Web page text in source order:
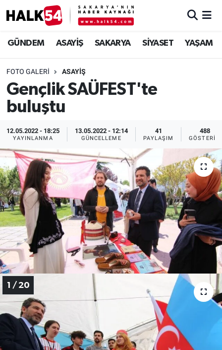
GÜNDEM ASAYİŞ SAKARYA SİYASET YAŞAM
FOTO GALERI ASAYİŞ
Gençlik SAÜFEST'te
buluştu
12.05.2022 - 18:25
YAYINLANMA
13.05.2022 - 12:14
GÜNCELLEME
41
PAYLAŞIM
488
GÖSTERIM
1 / 20
GÜNDEM
YAŞAM
SAKARYA
SİYASET
EKONOMİ
SOKAK RÖPORTAJLARI
SPOR
EĞİTİM
MAGAZİN
ÖZEL HABER
HALK54 PANORAMA
Adapazarı Nöbetçi Eczaneler
Adapazarı Trafik Yoğunluk Haritası
Süper Lig Puan Durumu ve Fikstür
Tüm Manşetler
Son Dakika Haberleri
Haber Arşivi